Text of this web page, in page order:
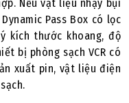
Nếu vật liệu nhạy bụi
Pass Box có lọc
ý kích thước khoang, độ
bị phòng sạch VCR có
xuất pin, vật liệu điện